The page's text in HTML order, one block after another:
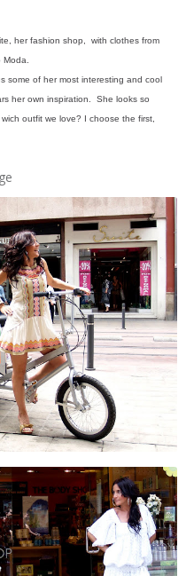
her fashion shop, with clothes from
Moda.
of her most interesting and cool
her own inspiration. She looks so
outfit we love? I choose the first,